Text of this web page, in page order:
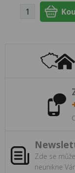
Zde se
neunikne